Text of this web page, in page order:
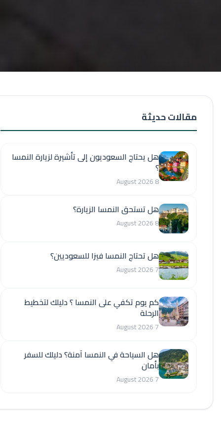
مقالات حديثة
هل يحتاج السعوديون إلى تأشيرة لزيارة النمسا
؟
8 August 2026
هل تستحق النمسا الزيارة؟
8 August 2026
هل تحتاج النمسا فيزا للسعوديين؟
7 August 2026
كم يوم تكفي على النمسا ؟ دليلك لتخطيط
الرحلة
7 August 2026
هل السياحة في النمسا آمنة؟ دليلك للسفر
بأمان
7 August 2026